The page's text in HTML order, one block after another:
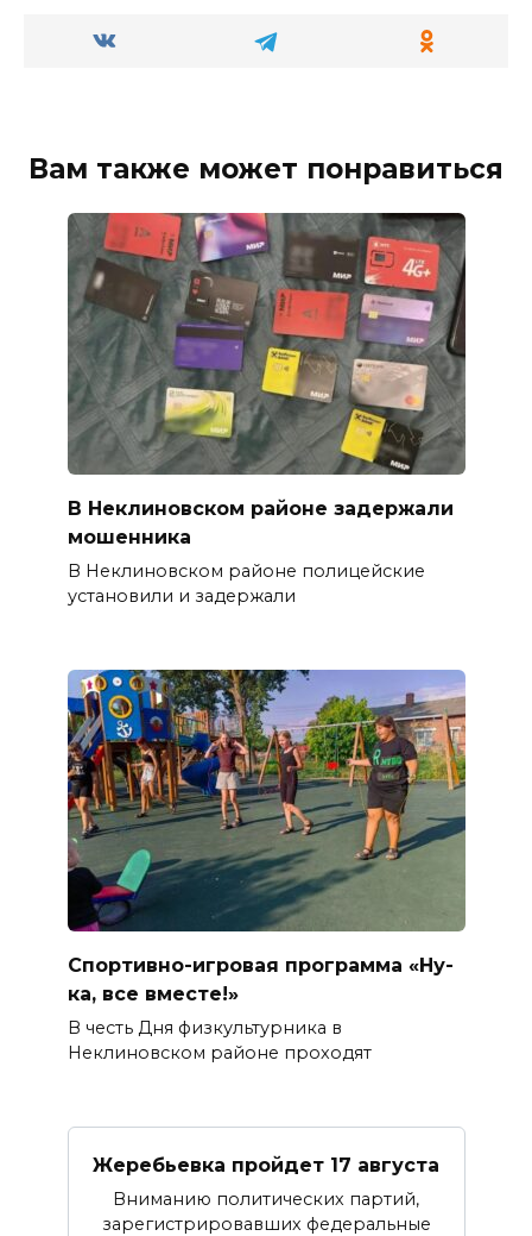
Вам также может понравиться
В Неклиновском районе задержали
мошенника
В Неклиновском районе полицейские
установили и задержали
Спортивно-игровая программа «Ну-
ка, все вместе!»
В честь Дня физкультурника в
Неклиновском районе проходят
Жеребьевка пройдет 17 августа
Вниманию политических партий,
зарегистрировавших федеральные